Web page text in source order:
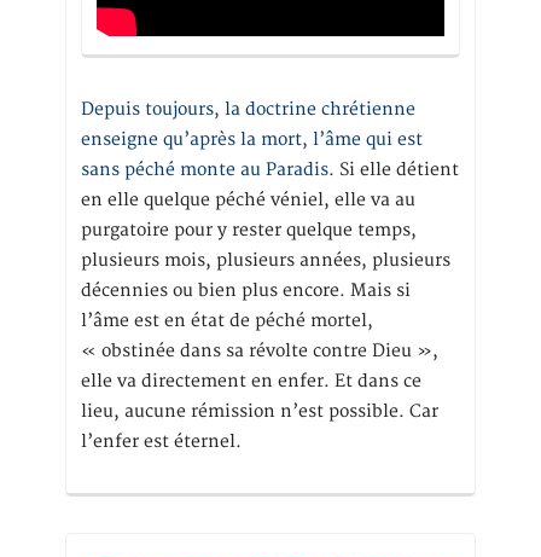
Depuis toujours, la doctrine chrétienne
enseigne qu’après la mort, l’âme qui est
sans péché monte au Paradis. Si elle détient
en elle quelque péché véniel, elle va au
purgatoire pour y rester quelque temps,
plusieurs mois, plusieurs années, plusieurs
décennies ou bien plus encore. Mais si
l’âme est en état de péché mortel,
« obstinée dans sa révolte contre Dieu »,
elle va directement en enfer. Et dans ce
lieu, aucune rémission n’est possible. Car
l’enfer est éternel.